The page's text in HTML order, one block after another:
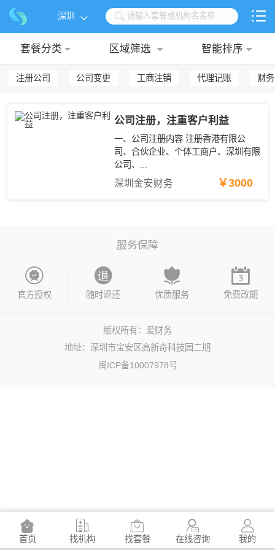
深圳   请输入套餐或机构名名称 
套餐分类 区域筛选 智能排序
注册公司 公司变更 工商注销 代理记账 财
公司注册，注重客户利益
一、公司注册内容 注册香港有限公
司、合伙企业、个体工商户、深圳有限
公司、...
深圳金安财务 ￥3000
服务保障

官方授权

随时退还

优质服务

免费改期
版权所有：爱财务
地址：深圳市宝安区高新奇科技园二期
闽ICP备10007978号

首页

找机构

找套餐

在线咨询

我的